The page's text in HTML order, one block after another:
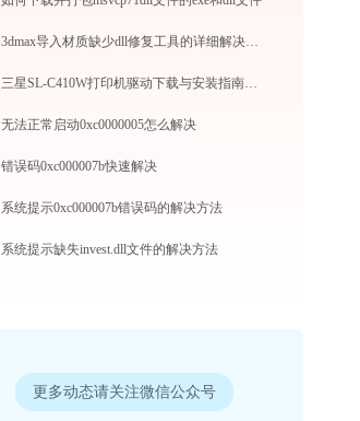
3dmax导入材质缺少dll修复工具的详细解决步骤
三星SL-C410W打印机驱动下载与安装指南：一步步教您操作
无法正常启动0xc0000005怎么解决
错误码0xc000007b快速解决
系统提示0xc000007b错误码的解决方法
系统提示缺失invest.dll文件的解决方法
更多动态请关注微信公众号